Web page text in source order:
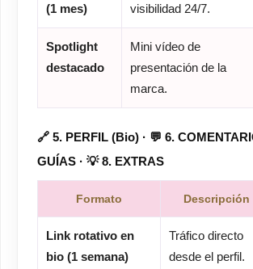
(1 mes)
visibilidad 24/7.
Spotlight
destacado
Mini vídeo de
presentación de la
marca.
🔗 5. PERFIL (Bio) · 💬 6.
GUÍAS · 💡 8. EXTRAS
Formato Descripción
Link rotativo en
bio (1 semana)
Tráfico directo
desde el perfil.